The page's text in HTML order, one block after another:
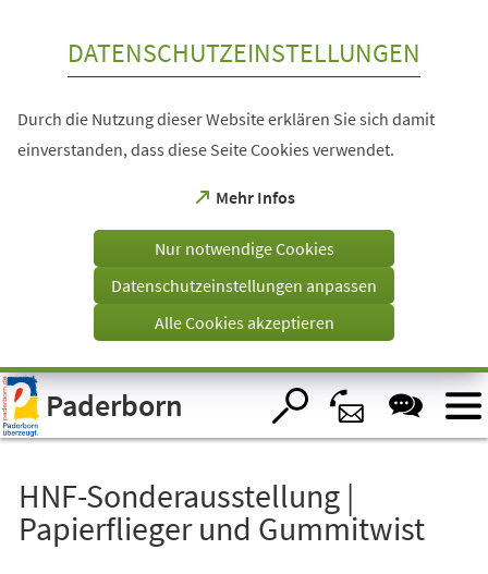
Visuelle
Assistenzsoftware
öffnen.
DATENSCHUTZEINSTELLUNGEN
Durch die Nutzung dieser Website erklären Sie sich damit
einverstanden, dass diese Seite Cookies verwendet.
Mehr Infos
(Öffnet
einem
Tab)
Nur notwendige Cookies
Datenschutzeinstellungen anpassen
Alle Cookies akzeptieren
Paderborn
HNF-Sonderausstellung |
Papierflieger und Gummitwist